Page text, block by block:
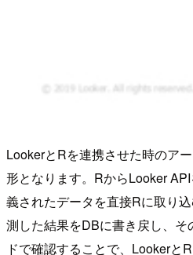
LookerとRを連携させた時のア
形となります。RからLooker
義されたデータを直接Rに取り
測した結果をDBに書き戻し、
ドで確認することで、Lookerと